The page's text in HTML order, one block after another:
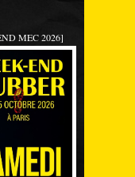
MEC 2026]